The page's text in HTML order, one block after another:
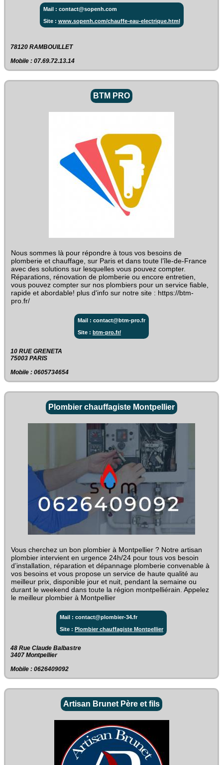
Mail : contact@sopenh.com
Site : www.sopenh.com/chauffe-eau-electrique.html
78120 RAMBOUILLET
Mobile : 07.69.72.13.14
BTM PRO
Nous sommes là pour répondre à tous vos besoins de
plomberie et chauffage, sur Paris et dans toute l’île-de-France
avec des solutions sur lesquelles vous pouvez compter.
Réparations, rénovation de plomberie ou encore entretien,
vous pouvez compter sur nos plombiers pour un service fiable,
rapide et abordable! plus d'info sur notre site : https://btm-
pro.fr/
Mail : contact@btm-pro.fr
Site : btm-pro.fr/
10 RUE GRENETA‎
75003 PARIS
Mobile : 0605734654
Plombier chauffagiste Montpellier
Vous cherchez un bon plombier à Montpellier ? Notre artisan
plombier intervient en urgence 24h/24 pour tous vos besoin
d’installation, réparation et dépannage plomberie convenable à
vos besoins et vous propose un service de haute qualité au
meilleur prix, disponible jour et nuit, pendant la semaine ou
durant le weekend dans toute la région montpelliérain. Appelez
le meilleur plombier à Montpellier
Mail : contact@plombier-34.fr
Site : Plombier chauffagiste Montpellier
48 Rue Claude Balbastre‎
3407 Montpellier
Mobile : 0626409092
Artisan Brunet Père et fils